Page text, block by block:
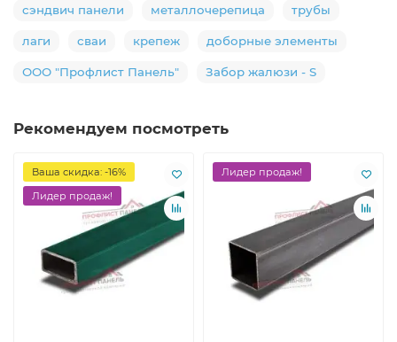
сэндвич панели металлочерепица трубы
лаги сваи крепеж доборные элементы
ООО "Профлист Панель" Забор жалюзи - S
Рекомендуем посмотреть
Ваша скидка: -16%
Лидер продаж!
Лидер продаж!